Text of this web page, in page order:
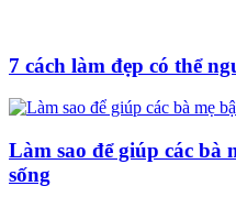
7 cách làm đẹp có thể
Làm sao để giúp các bà
sống